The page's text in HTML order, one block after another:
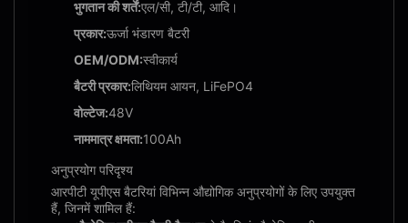
भुगतान की शर्तें:एल/सी, टी/टी, आदि।
प्रकार:ऊर्जा भंडारण बैटरी
OEM/ODM:स्वीकार्य
बैटरी प्रकार:लिथियम आयन, LiFePO4
वोल्टेज:48V
नाममात्र क्षमता:100Ah
अनुप्रयोग परिदृश्य
आरपीटी यूपीएस बैटरियां विभिन्न औद्योगिक अनुप्रयोगों के लिए उपयुक्त
हैं, जिनमें शामिल हैं: